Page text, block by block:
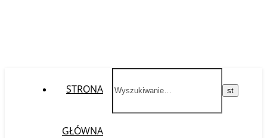
STRONA
GŁÓWNA